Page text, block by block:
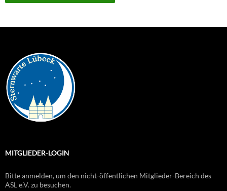
MITGLIEDER-LOGIN
Bitte anmelden, um den nicht-öffentlichen Mitglieder-Bereich des
ASL e.V. zu besuchen.